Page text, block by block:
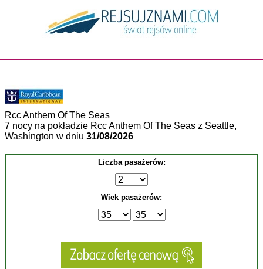
Rcc Anthem Of The Seas
7 nocy na pokładzie Rcc Anthem Of The Seas z Seattle,
Washington w dniu 31/08/2026
Liczba pasażerów:
Wiek pasażerów: